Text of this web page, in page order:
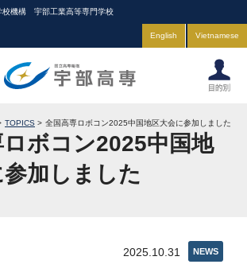
校機構 宇部工業高等専門学校
English Vietnamese
TOPICS 全国高専ロボコン2025中国地区大会に参加しました
ボコン2025中国地
参加しました
NEWS
2025.10.31